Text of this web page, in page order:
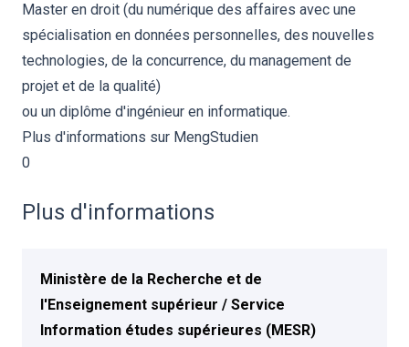
Master en droit (du numérique des affaires avec une
spécialisation en données personnelles, des nouvelles
technologies, de la concurrence, du management de
projet et de la qualité)
ou un diplôme d'ingénieur en informatique.
Plus d'informations sur MengStudien
0
Plus d'informations
Ministère de la Recherche et de
l'Enseignement supérieur / Service
Information études supérieures (MESR)